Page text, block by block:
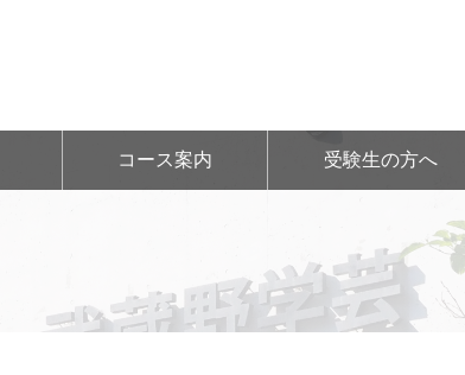
コース案内 受験生の方へ